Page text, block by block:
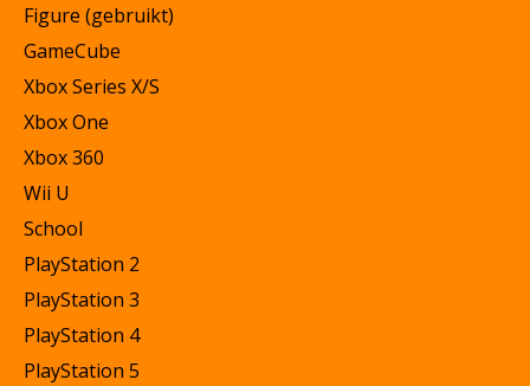
Figure (gebruikt)
GameCube
Xbox Series X/S
Xbox One
Xbox 360
Wii U
School
PlayStation 2
PlayStation 3
PlayStation 4
PlayStation 5